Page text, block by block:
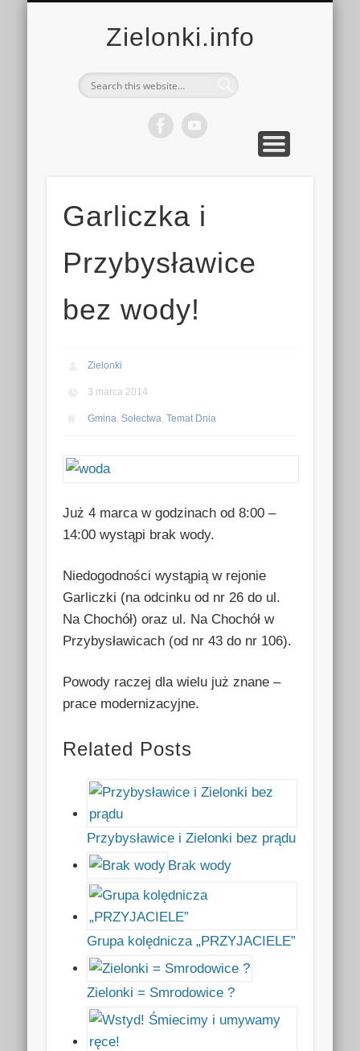
Zielonki.info
Garliczka i
Przybysławice
bez wody!
Zielonki
3 marca 2014
Gmina ,Sołectwa ,Temat Dnia
Już 4 marca w godzinach od 8:00 –
14:00 wystąpi brak wody.
Niedogodności wystąpią w rejonie
Garliczki (na odcinku od nr 26 do ul.
Na Chochół) oraz ul. Na Chochół w
Przybysławicach (od nr 43 do nr 106).
Powody raczej dla wielu już znane –
prace modernizacyjne.
Related Posts
Przybysławice i Zielonki bez prądu
Brak wody
Grupa kolędnicza „PRZYJACIELE”
Zielonki = Smrodowice ?